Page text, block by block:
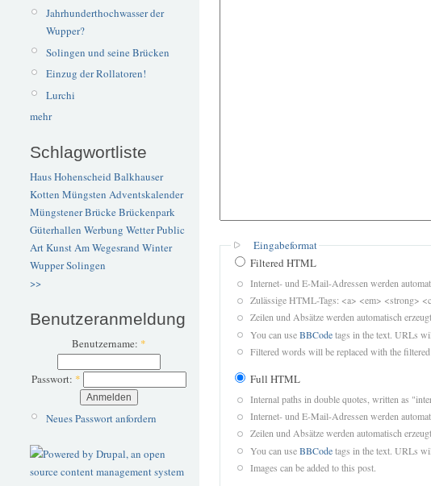
Jahrhunderthochwasser der
Wupper?
Solingen und seine Brücken
Einzug der Rollatoren!
Lurchi
mehr
Schlagwortliste
Haus Hohenscheid Balkhauser
Kotten Müngsten Adventskalender
Müngstener BrückeBrückenpark
Güterhallen Werbung WetterPublic
ArtKunstAm Wegesrand Winter
WupperSolingen
>>
Benutzeranmeldung
Benutzername: *
Passwort: *
Neues Passwort anfordern
Eingabeformat
Filtered HTML
Internet- und E-Mail-Adressen werden
Zulässige HTML-Tags: <a> <em> <strong>
Zeilen und Absätze werden automatisch
You can useBBCodetags in the text. URLs
Filtered words will be replaced with the
Full HTML
Internal paths in double quotes, written as
Internet- und E-Mail-Adressen werden
Zeilen und Absätze werden automatisch
You can useBBCodetags in the text. URLs
Images can be added to this post.